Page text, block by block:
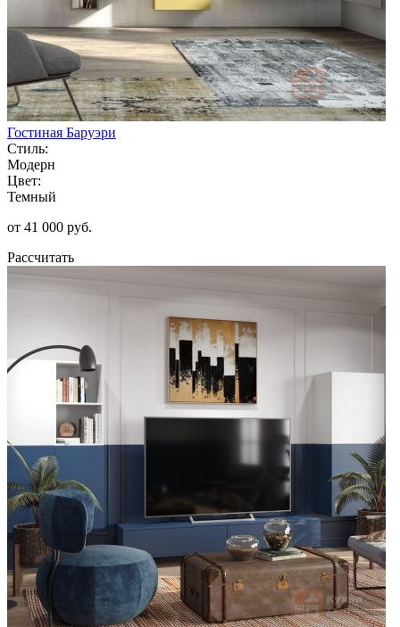
Гостиная Баруэри
Стиль:
Модерн
Цвет:
Темный
от 41 000 руб.
Рассчитать